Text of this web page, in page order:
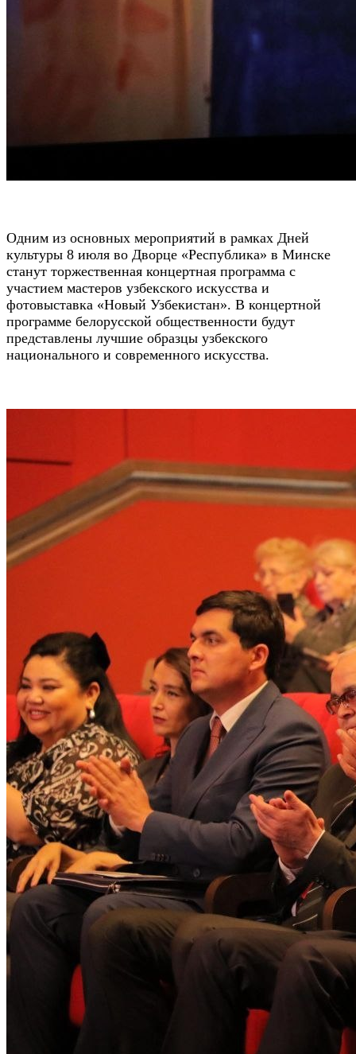
Одним из основных мероприятий в рамках Дней
культуры 8 июля во Дворце «Республика» в Минске
станут торжественная концертная программа с
участием мастеров узбекского искусства и
фотовыставка «Новый Узбекистан». В концертной
программе белорусской общественности будут
представлены лучшие образцы узбекского
национального и современного искусства.